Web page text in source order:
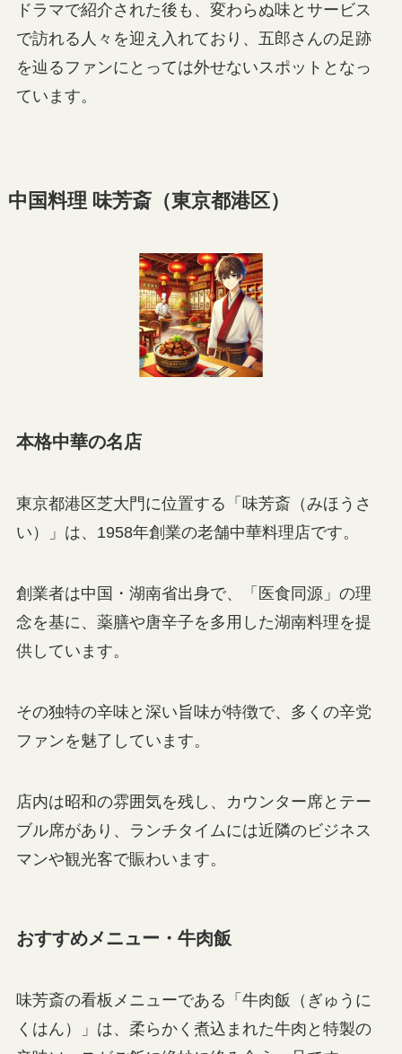
ドラマで紹介された後も、変わらぬ味とサービス
で訪れる人々を迎え入れており、五郎さんの足跡
を辿るファンにとっては外せないスポットとなっ
ています。
中国料理 味芳斎（東京都港区）
本格中華の名店
東京都港区芝大門に位置する「味芳斎（みほうさ
い）」は、1958年創業の老舗中華料理店です。
創業者は中国・湖南省出身で、「医食同源」の理
念を基に、薬膳や唐辛子を多用した湖南料理を提
供しています。
その独特の辛味と深い旨味が特徴で、多くの辛党
ファンを魅了しています。
店内は昭和の雰囲気を残し、カウンター席とテー
ブル席があり、ランチタイムには近隣のビジネス
マンや観光客で賑わいます。
おすすめメニュー・牛肉飯
味芳斎の看板メニューである「牛肉飯（ぎゅうに
くはん）」は、柔らかく煮込まれた牛肉と特製の